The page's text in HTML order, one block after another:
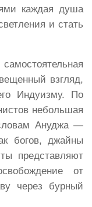
каждая душа
и стать
взгляд,
Индуизму. По
небольшая
Ануджа —
богов, джайны
представляют
от
через бурный